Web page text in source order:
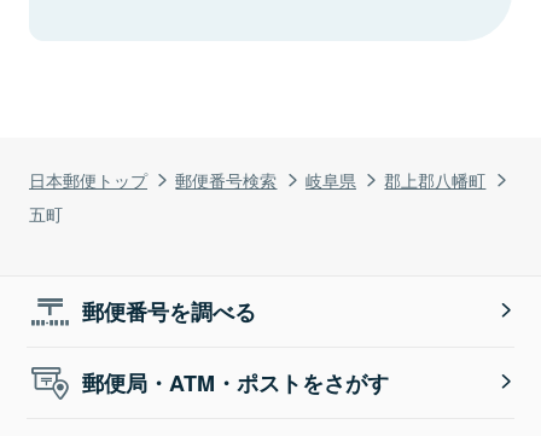
日本郵便トップ 郵便番号検索 岐阜県
郡上郡八幡町
五町
郵便番号を調べる
郵便局・ATM・ポストをさがす